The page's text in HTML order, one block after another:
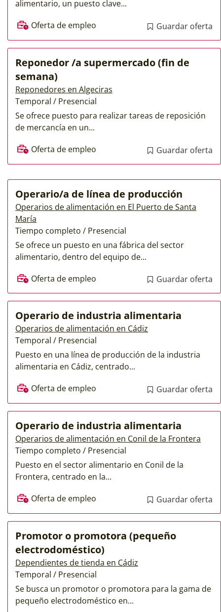
alimentario, un puesto clave...
Oferta de empleo
Guardar oferta
Reponedor /a supermercado (fin de
semana)
Reponedores en Algeciras
Temporal / Presencial
Se ofrece puesto para realizar tareas de reposición
de mercancía en un...
Oferta de empleo
Guardar oferta
Operario/a de línea de producción
Operarios de alimentación en El Puerto de Santa
María
Tiempo completo / Presencial
Se ofrece un puesto en una fábrica del sector
alimentario, dentro del equipo de...
Oferta de empleo
Guardar oferta
Operario de industria alimentaria
Operarios de alimentación en Cádiz
Temporal / Presencial
Puesto en una línea de producción de la industria
alimentaria en Cádiz, centrado...
Oferta de empleo
Guardar oferta
Operario de industria alimentaria
Operarios de alimentación en Conil de la Frontera
Tiempo completo / Presencial
Puesto en el sector alimentario en Conil de la
Frontera, centrado en la...
Oferta de empleo
Guardar oferta
Promotor o promotora (pequeño
electrodoméstico)
Dependientes de tienda en Cádiz
Temporal / Presencial
Se busca un promotor o promotora para la gama de
pequeño electrodoméstico en...